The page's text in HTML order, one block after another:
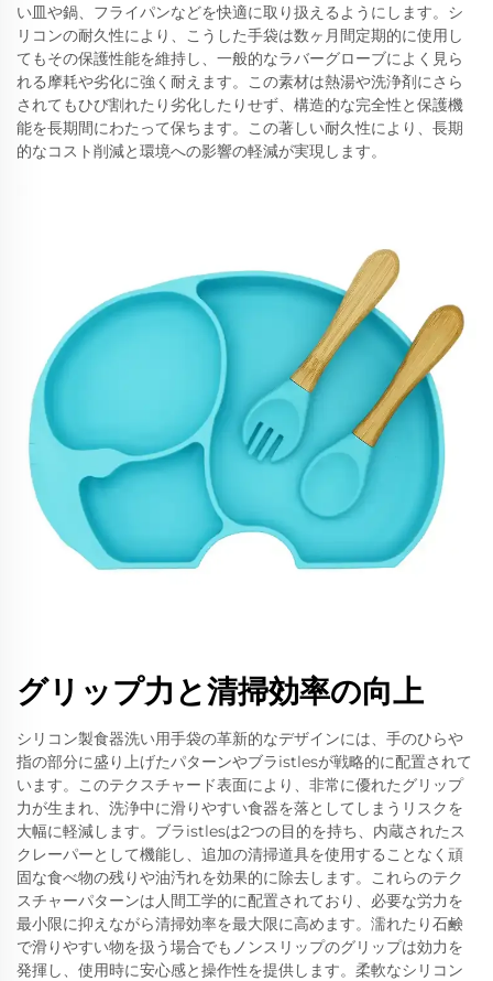
い皿や鍋、フライパンなどを快適に取り扱えるようにします。シ
リコンの耐久性により、こうした手袋は数ヶ月間定期的に使用し
てもその保護性能を維持し、一般的なラバーグローブによく見ら
れる摩耗や劣化に強く耐えます。この素材は熱湯や洗浄剤にさら
されてもひび割れたり劣化したりせず、構造的な完全性と保護機
能を長期間にわたって保ちます。この著しい耐久性により、長期
的なコスト削減と環境への影響の軽減が実現します。
グリップ力と清掃効率の向上
シリコン製食器洗い用手袋の革新的なデザインには、手のひらや
指の部分に盛り上げたパターンやブラistlesが戦略的に配置されて
います。このテクスチャード表面により、非常に優れたグリップ
力が生まれ、洗浄中に滑りやすい食器を落としてしまうリスクを
大幅に軽減します。ブラistlesは2つの目的を持ち、内蔵されたス
クレーパーとして機能し、追加の清掃道具を使用することなく頑
固な食べ物の残りや油汚れを効果的に除去します。これらのテク
スチャーパターンは人間工学的に配置されており、必要な労力を
最小限に抑えながら清掃効率を最大限に高めます。濡れたり石鹸
で滑りやすい物を扱う場合でもノンスリップのグリップは効力を
発揮し、使用時に安心感と操作性を提供します。柔軟なシリコン